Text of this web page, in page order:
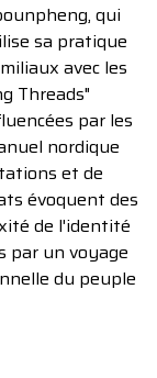
qui
sa pratique
avec les
Threads"
par les
nordique
et de
évoquent des
de l'identité
par un voyage
du peuple